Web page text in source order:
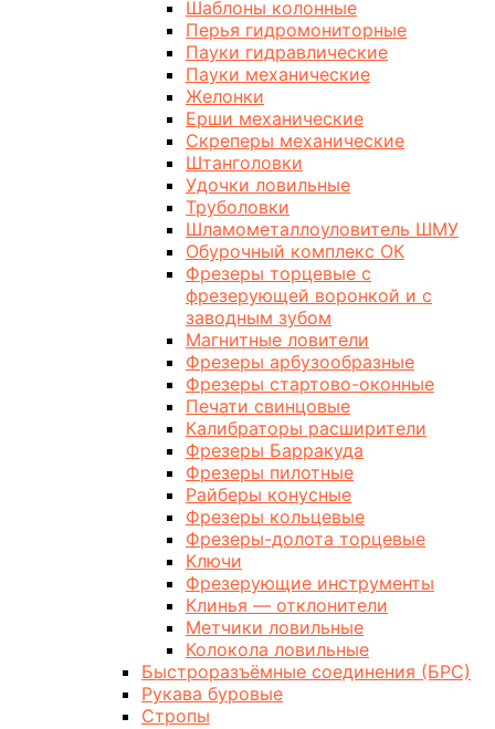
Шаблоны колонные
Перья гидромониторные
Пауки гидравлические
Пауки механические
Желонки
Ерши механические
Скреперы механические
Штанголовки
Удочки ловильные
Труболовки
Шламометаллоуловитель ШМУ
Обурочный комплекс ОК
Фрезеры торцевые с
фрезерующей воронкой и с
заводным зубом
Магнитные ловители
Фрезеры арбузообразные
Фрезеры стартово-оконные
Печати свинцовые
Калибраторы расширители
Фрезеры Барракуда
Фрезеры пилотные
Райберы конусные
Фрезеры кольцевые
Фрезеры-долота торцевые
Ключи
Фрезерующие инструменты
Клинья — отклонители
Метчики ловильные
Колокола ловильные
Быстроразъёмные соединения (БРС)
Рукава буровые
Стропы